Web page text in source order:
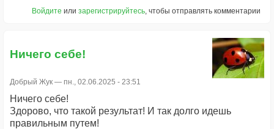
Войдите или зарегистрируйтесь, чтобы отправлять комментарии
Ничего себе!
Добрый Жук — пн., 02.06.2025 - 23:51
Ничего себе!
Здорово, что такой результат! И так долго идешь
правильным путем!